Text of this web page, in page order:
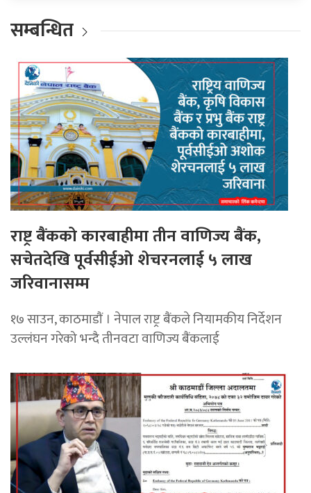
सम्बन्धित
राष्ट्र बैंकको कारबाहीमा तीन वाणिज्य बैंक,
सचेतदेखि पूर्वसीईओ शेचरनलाई ५ लाख
जरिवानासम्म
१७ साउन, काठमाडाैं । नेपाल राष्ट्र बैंकले नियामकीय निर्देशन
उल्लंघन गरेको भन्दै तीनवटा वाणिज्य बैंकलाई